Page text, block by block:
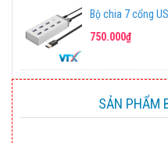
Bộ chia 7 cổng
750.000₫
SẢN PHẨM